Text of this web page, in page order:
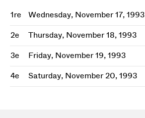
1re Wednesday, November 17, 1993
2e Thursday, November 18, 1993
3e Friday, November 19, 1993
4e Saturday, November 20, 1993